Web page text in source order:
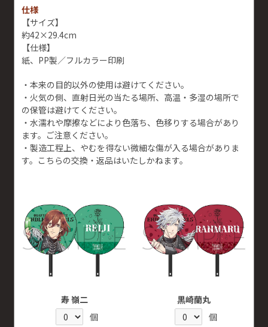
仕様
【サイズ】
約42×29.4cm
【仕様】
紙、PP製／フルカラー印刷
・本来の目的以外の使用は避けてください。
・火気の側、直射日光の当たる場所、高温・多湿の場所で
の保管は避けてください。
・水濡れや摩擦などにより色落ち、色移りする場合があり
ます。ご注意ください。
・製造工程上、やむを得ない微細な傷が入る場合がありま
す。こちらの交換・返品はいたしかねます。
寿 嶺二
個
黒崎蘭丸
個